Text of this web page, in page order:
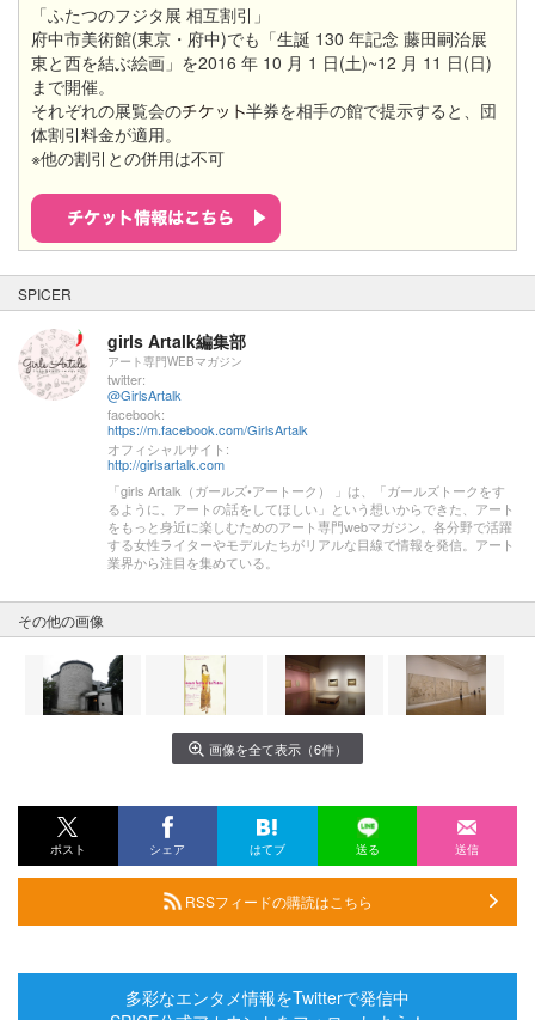
「ふたつのフジタ展 相互割引」
府中市美術館(東京・府中)でも「生誕 130 年記念 藤田嗣治展
東と西を結ぶ絵画」を2016 年 10 月 1 日(土)~12 月 11 日(日)
まで開催。
それぞれの展覧会の
半券を相手の館で提示すると、団
体割引料金が適用。
※他の割引との併用は不可
SPICER
girls Artalk編集部
アート専門WEBマガジン
twitter:
@GirlsArtalk
facebook:
https://m.facebook.com/GirlsArtalk
オフィシャルサイト:
http://girlsartalk.com
「girls Artalk（ガールズ•アートーク） 」は、「ガールズトークをす
るように、アートの話をしてほしい」という想いからできた、アート
をもっと身近に楽しむためのアート専門webマガジン。各分野で活躍
する女性ライターやモデルたちがリアルな目線で情報を発信。アート
業界から注目を集めている。
その他の画像
画像を全て表示（6件）
ポスト シェア はてブ 送る 送信
RSSフィードの購読はこちら
多彩なエンタメ情報をTwitterで発信中